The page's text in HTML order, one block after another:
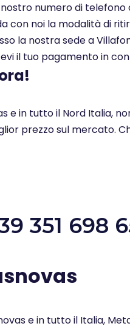
numero di
noi la modalità di
la nostra sede a
il tuo pagamento in
e in tutto il Nord Italia,
prezzo sul mercato.
351 698
e in tutto il Italia,